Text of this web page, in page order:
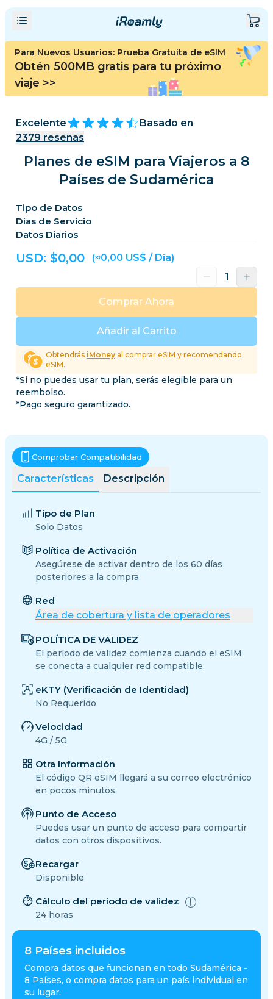
Para Nuevos Usuarios: Prueba Gratuita de eSIM
Obtén 500MB gratis para tu próximo
viaje >>
Excelente
Basado en
2379 reseñas
Planes de eSIM para Viajeros a 8
Países de Sudamérica
Tipo de Datos
Días de Servicio
Datos Diarios
USD: $0,00 (≈0,00 US$ / Día)
Añadir al Carrito
Comprar Ahora
Obtendrás iMoneyal comprar eSIM y recomendando
eSIM.
*Si no puedes usar tu plan, serás elegible para un
reembolso.
*Pago seguro garantizado.
8 Países incluidos
Compra datos que funcionan en todo Sudamérica -
8 Países, o compra datos para un país individual en
su lugar.
Características Descripción
Comprobar Compatibilidad
Tipo de Plan
Solo Datos
Política de Activación
Asegúrese de activar dentro de los 60 días
posteriores a la compra.
Red
Área de cobertura y lista de operadores
POLÍTICA DE VALIDEZ
El período de validez comienza cuando el eSIM
se conecta a cualquier red compatible.
eKTY (Verificación de Identidad)
No Requerido
Velocidad
4G / 5G
Otra Información
El código QR eSIM llegará a su correo electrónico
en pocos minutos.
Punto de Acceso
Puedes usar un punto de acceso para compartir
datos con otros dispositivos.
Recargar
Disponible
Cálculo del período de validez
24 horas